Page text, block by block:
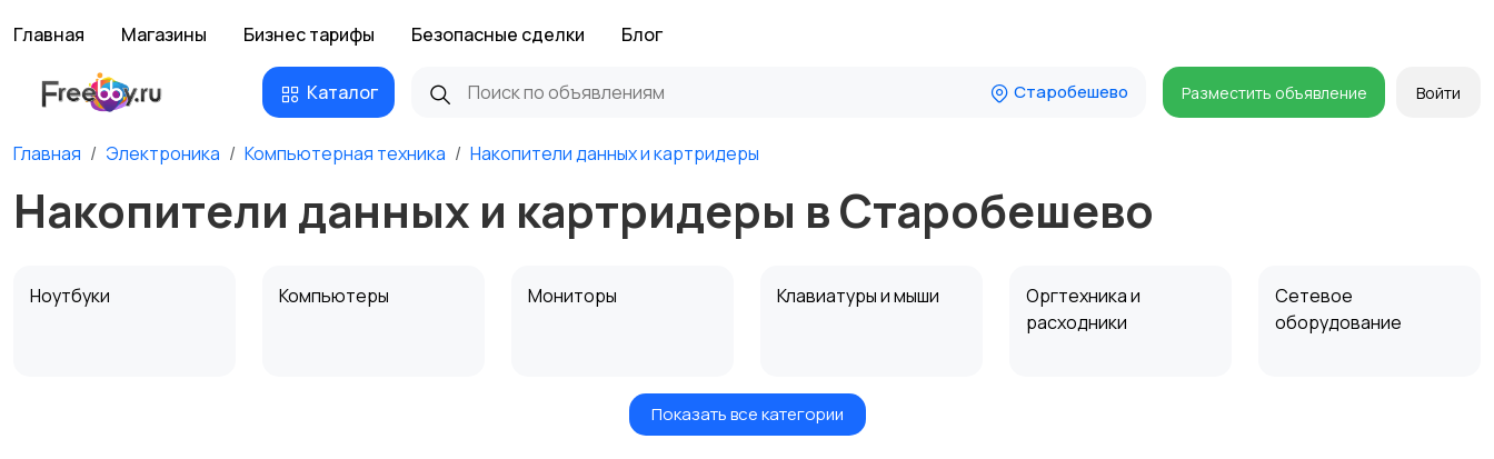
Главная Магазины Бизнес тарифы Безопасные сделки Блог
Каталог Старобешево Разместить объявление Войти
Главная Электроника Компьютерная техника Накопители данных и картридеры
Накопители данных и картридеры в Старобешево
Ноутбуки Компьютеры Мониторы Клавиатуры и мыши
Оргтехника и
расходники
Сетевое
оборудование
Программное
Рули, джойстики,
Показать все категории